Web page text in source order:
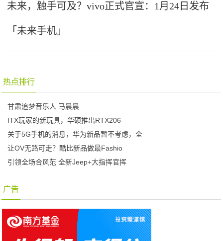
未来，触手可及？vivo正式官宣：1月24日发布
「未来手机」
热点排行
甘肃追梦音乐人 马晨晨
ITX玩家的新玩具，华硕推出RTX206
关于5G手机的消息，华为新品暂不考虑，全
让OV无路可走？酷比新品做最Fashio
引领全场合风范 全新Jeep+大指挥官挥
广告